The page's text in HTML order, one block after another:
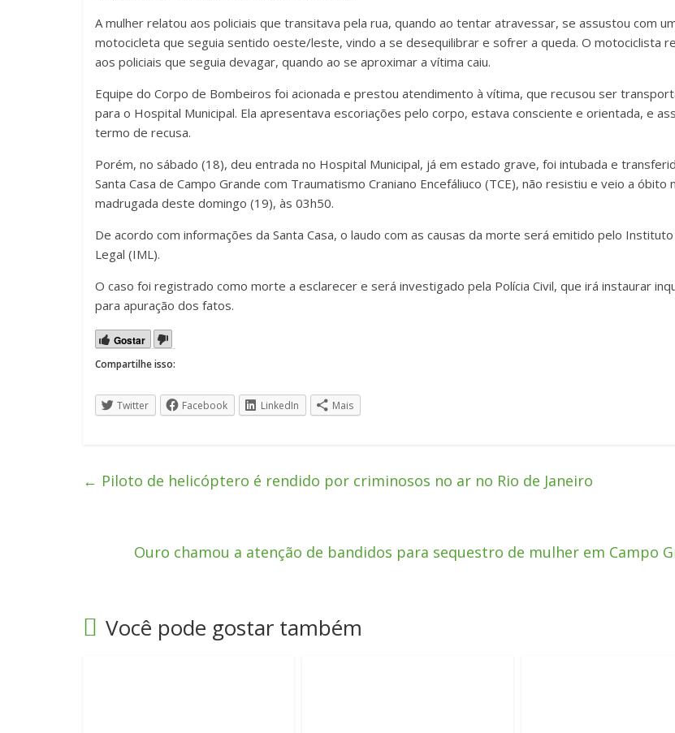
A mulher relatou aos policiais que transitava pela rua, quando ao tentar atravessar, se assustou com
motocicleta que seguia sentido oeste/leste, vindo a se desequilibrar e sofrer a queda. O motociclista
aos policiais que seguia devagar, quando ao se aproximar a vítima caiu.
Equipe do Corpo de Bombeiros foi acionada e prestou atendimento à vítima, que recusou ser
para o Hospital Municipal. Ela apresentava escoriações pelo corpo, estava consciente e orientada, e
termo de recusa.
Porém, no sábado (18), deu entrada no Hospital Municipal, já em estado grave, foi intubada e
Santa Casa de Campo Grande com Traumatismo Craniano Encefáliuco (TCE), não resistiu e veio a óbito
madrugada deste domingo (19), às 03h50.
De acordo com informações da Santa Casa, o laudo com as causas da morte será emitido pelo
Legal (IML).
O caso foi registrado como morte a esclarecer e será investigado pela Polícia Civil, que irá instaurar
para apuração dos fatos.
Gostar
Compartilhe isso:
Twitter Facebook LinkedIn Mais
← Piloto de helicóptero é rendido por criminosos no ar no Rio de Janeiro
Ouro chamou a atenção de bandidos para sequestro de mulher em Campo
Você pode gostar também